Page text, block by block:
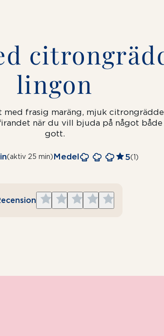
lingon
frasig maräng, mjuk citrongrädde
när du vill bjuda på något
gott.
(aktiv 25 min)Medel 5(1)
Give
5
Give
4
Give
3
Give
2
Give
1